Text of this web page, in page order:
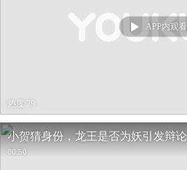
APP内观看
热度 79
小贺猜身份，龙王是否为妖引发辩论
00:50